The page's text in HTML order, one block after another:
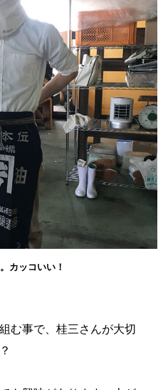
カッコいい！
む事で、桂三さんが大切